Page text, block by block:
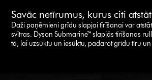
Savāc netīrumus, kurus citi
Daži paņēmieni grīdu slapjai tīrīšanai var
svītras. Dyson Submarine™ slapjās tīrīšanas
tā, lai uzsūktu un iesūktu, padarot grīdu tīru